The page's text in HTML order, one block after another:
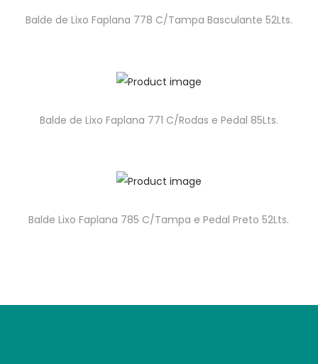
Balde de Lixo Faplana 778 C/Tampa Basculante 52Lts.
Balde de Lixo Faplana 771 C/Rodas e Pedal 85Lts.
Balde Lixo Faplana 785 C/Tampa e Pedal Preto 52Lts.